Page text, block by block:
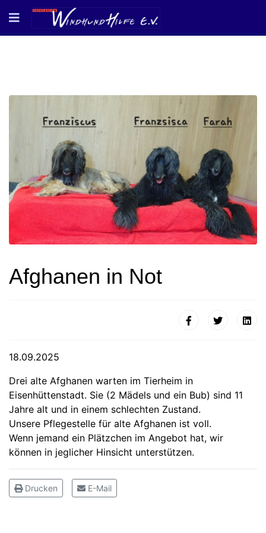
Afghanen in Not
18.09.2025
Drei alte Afghanen warten im Tierheim in
Eisenhüttenstadt. Sie (2 Mädels und ein Bub) sind 11
Jahre alt und in einem schlechten Zustand.
Unsere Pflegestelle für alte Afghanen ist voll.
Wenn jemand ein Plätzchen im Angebot hat, wir
können in jeglicher Hinsicht unterstützen.
Drucken E-Mail